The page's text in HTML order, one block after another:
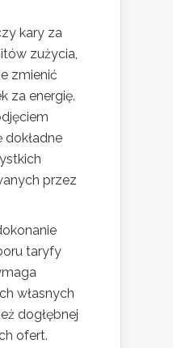
kary za
zużycia,
zmienić
za energię.
dokładne
przez
taryfy
własnych
dogłębnej
ofert.